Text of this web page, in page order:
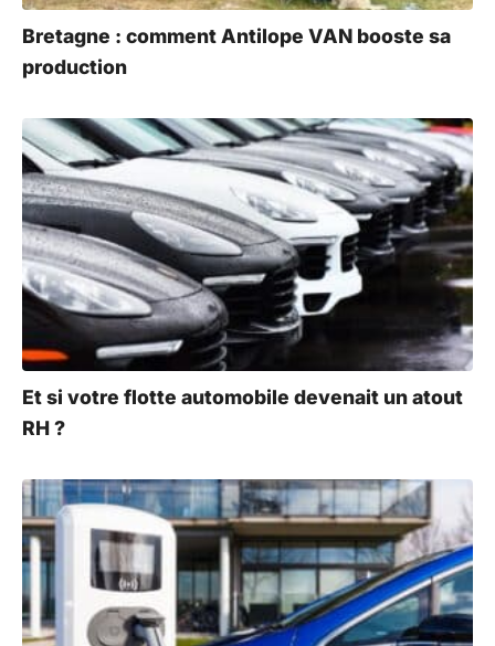
Bretagne : comment Antilope VAN booste sa
production
Et si votre flotte automobile devenait un atout
RH ?